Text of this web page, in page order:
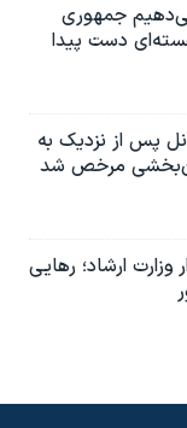
جمهوری
دست پیدا
پس از نزدیک به
مرخص شد
وزارت ارشاد؛ رهایی